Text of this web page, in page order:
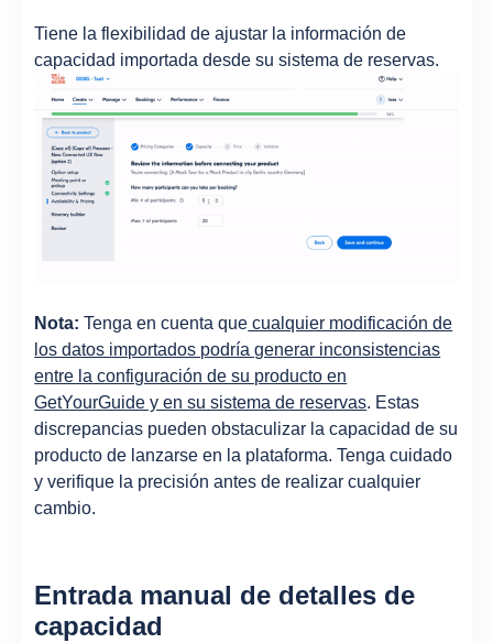
Tiene la flexibilidad de ajustar la información de
capacidad importada desde su sistema de reservas.
Nota: Tenga en cuenta que cualquier modificación de
los datos importados podría generar inconsistencias
entre la configuración de su producto en
GetYourGuide y en su sistema de reservas. Estas
discrepancias pueden obstaculizar la capacidad de su
producto de lanzarse en la plataforma. Tenga cuidado
y verifique la precisión antes de realizar cualquier
cambio.
Entrada manual de detalles de
capacidad